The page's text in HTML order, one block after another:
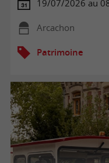
19/07/2026 au
Arcachon
Patrimoine